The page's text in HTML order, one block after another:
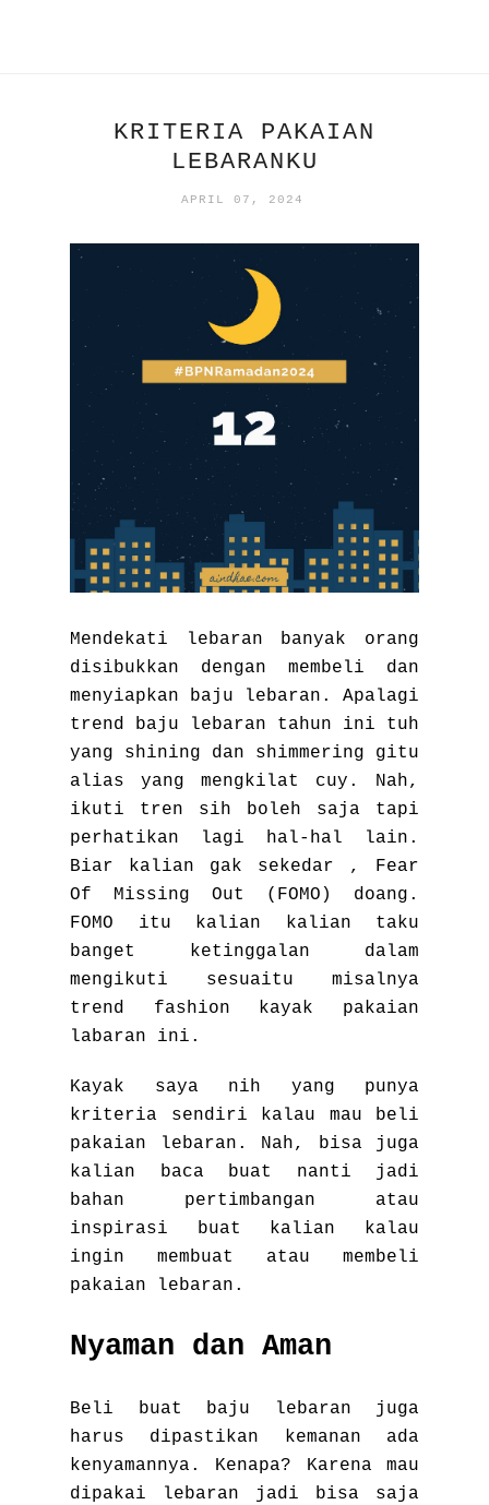
KRITERIA PAKAIAN
LEBARANKU
APRIL 07, 2024
Mendekati lebaran banyak orang
disibukkan dengan membeli dan
menyiapkan baju lebaran. Apalagi
trend baju lebaran tahun ini tuh
yang shining dan shimmering gitu
alias yang mengkilat cuy. Nah,
ikuti tren sih boleh saja tapi
perhatikan lagi hal-hal lain.
Biar kalian gak sekedar , Fear
Of Missing Out (FOMO) doang.
FOMO itu kalian kalian taku
banget ketinggalan dalam
mengikuti sesuaitu misalnya
trend fashion kayak pakaian
labaran ini.
Kayak saya nih yang punya
kriteria sendiri kalau mau beli
pakaian lebaran. Nah, bisa juga
kalian baca buat nanti jadi
bahan pertimbangan atau
inspirasi buat kalian kalau
ingin membuat atau membeli
pakaian lebaran.
Nyaman dan Aman
Beli buat baju lebaran juga
harus dipastikan kemanan ada
kenyamannya. Kenapa? Karena mau
dipakai lebaran jadi bisa saja